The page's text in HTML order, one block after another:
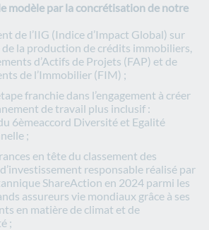
modèle par la concrétisation de notre
de l’IIG (Indice d’Impact Global) sur
de la production de crédits immobiliers,
d’Actifs de Projets (FAP) et de
de l’Immobilier (FIM) ;
franchie dans l’engagement à créer
de travail plus inclusif :
6èmeaccord Diversité et Egalité
;
en tête du classement des
responsable réalisé par
ShareAction en 2024 parmi les
assureurs vie mondiaux grâce à ses
en matière de climat et de
;